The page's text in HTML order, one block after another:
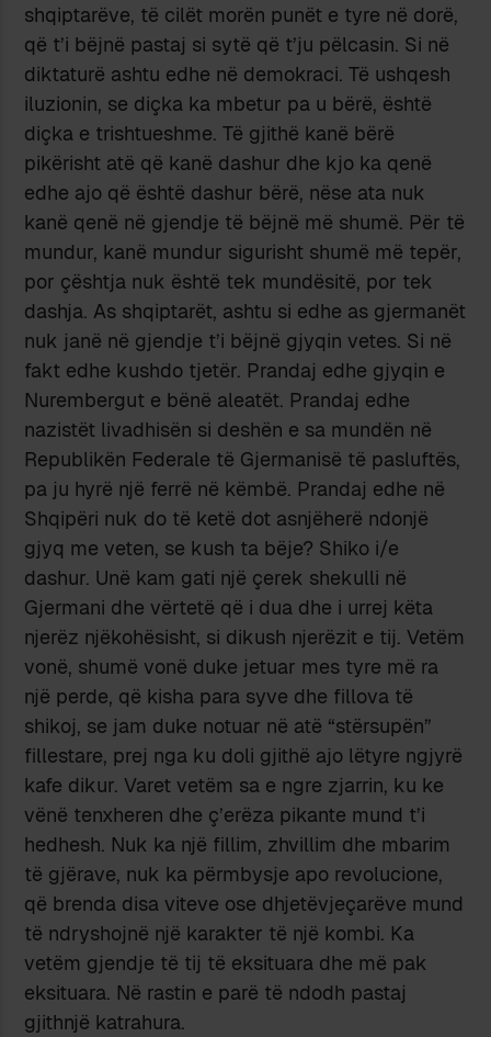
shqiptarëve, të cilët morën punët e tyre në dorë,
që t’i bëjnë pastaj si sytë që t’ju pëlcasin. Si në
diktaturë ashtu edhe në demokraci. Të ushqesh
iluzionin, se diçka ka mbetur pa u bërë, është
diçka e trishtueshme. Të gjithë kanë bërë
pikërisht atë që kanë dashur dhe kjo ka qenë
edhe ajo që është dashur bërë, nëse ata nuk
kanë qenë në gjendje të bëjnë më shumë. Për të
mundur, kanë mundur sigurisht shumë më tepër,
por çështja nuk është tek mundësitë, por tek
dashja. As shqiptarët, ashtu si edhe as gjermanët
nuk janë në gjendje t’i bëjnë gjyqin vetes. Si në
fakt edhe kushdo tjetër. Prandaj edhe gjyqin e
Nurembergut e bënë aleatët. Prandaj edhe
nazistët livadhisën si deshën e sa mundën në
Republikën Federale të Gjermanisë të pasluftës,
pa ju hyrë një ferrë në këmbë. Prandaj edhe në
Shqipëri nuk do të ketë dot asnjëherë ndonjë
gjyq me veten, se kush ta bëje? Shiko i/e
dashur. Unë kam gati një çerek shekulli në
Gjermani dhe vërtetë që i dua dhe i urrej këta
njerëz njëkohësisht, si dikush njerëzit e tij. Vetëm
vonë, shumë vonë duke jetuar mes tyre më ra
një perde, që kisha para syve dhe fillova të
shikoj, se jam duke notuar në atë “stërsupën”
fillestare, prej nga ku doli gjithë ajo lëtyre ngjyrë
kafe dikur. Varet vetëm sa e ngre zjarrin, ku ke
vënë tenxheren dhe ç’erëza pikante mund t’i
hedhesh. Nuk ka një fillim, zhvillim dhe mbarim
të gjërave, nuk ka përmbysje apo revolucione,
që brenda disa viteve ose dhjetëvjeçarëve mund
të ndryshojnë një karakter të një kombi. Ka
vetëm gjendje të tij të eksituara dhe më pak
eksituara. Në rastin e parë të ndodh pastaj
gjithnjë katrahura.